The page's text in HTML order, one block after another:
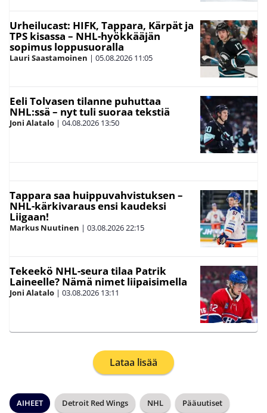
Urheilucast: HIFK, Tappara, Kärpät ja
TPS kisassa – NHL-hyökkääjän
sopimus loppusuoralla
Lauri Saastamoinen | 05.08.2026 11:05
Eeli Tolvasen tilanne puhuttaa
NHL:ssä – nyt tuli suoraa tekstiä
Joni Alatalo | 04.08.2026 13:50
Tappara saa huippuvahvistuksen –
NHL-kärkivaraus ensi kaudeksi
Liigaan!
Markus Nuutinen | 03.08.2026 22:15
Tekeekö NHL-seura tilaa Patrik
Laineelle? Nämä nimet liipaisimella
Joni Alatalo | 03.08.2026 13:11
Lataa lisää
AIHEET Detroit Red Wings NHL Pääuutiset